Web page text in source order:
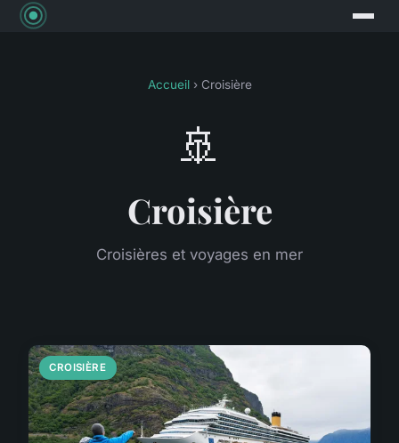
Accueil› Croisière
🚢
Croisière
Croisières et voyages en mer
CROISIÈRE